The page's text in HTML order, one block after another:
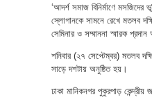
‘আদর্শ সমাজ বিনির্মাণে
স্লোগানকে সামনে রেখে মতলব
সেমিনার ও সম্মাননা স্মারক
শনিবার (২৭ সেপ্টেম্বর) মতলব
সাড়ে দশটায় অনুষ্ঠিত হয়।
ঢাকা মানিকনগর পুকুরপাড়